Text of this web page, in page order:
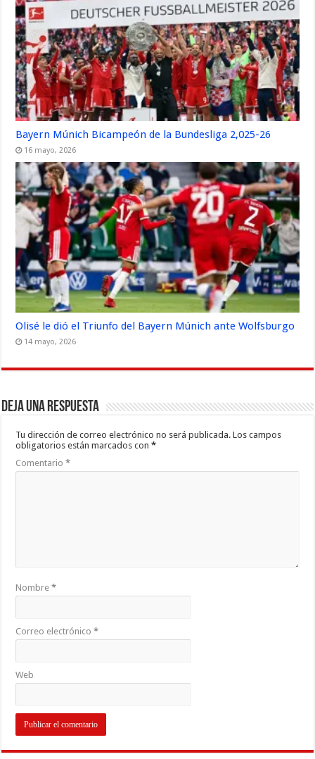
Bayern Múnich Bicampeón de la Bundesliga 2,025-26
16 mayo, 2026
Olisé le dió el Triunfo del Bayern Múnich ante Wolfsburgo
14 mayo, 2026
Deja una respuesta
Tu dirección de correo electrónico no será publicada. Los campos
obligatorios están marcados con*
Comentario*
Nombre*
Correo electrónico*
Web